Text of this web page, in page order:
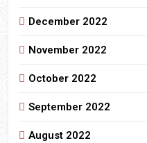
December 2022
November 2022
October 2022
September 2022
August 2022